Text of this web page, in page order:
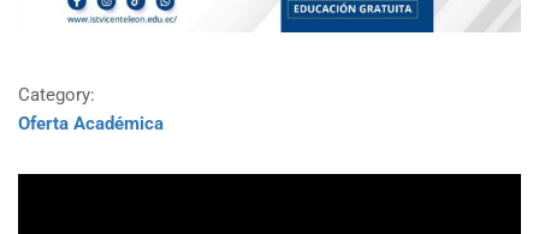
Category:
Oferta Académica